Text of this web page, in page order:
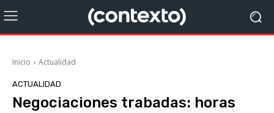
Inicio Actualidad
ACTUALIDAD
Negociaciones trabadas: horas